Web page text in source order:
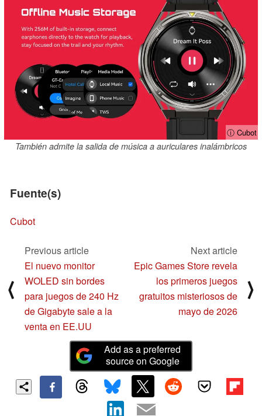
ⓘ Cubot
También admite la salida de música a auriculares inalámbricos
Fuente(s)
Cubot
⟨
Previous article
El nuevo monitor
WOLED sin bordes
para juegos de 240 Hz
de Gigabyte sale a la
venta en EE.UU
Next article
Epic Games Store revela
los primeros juegos
gratuitos misteriosos de
mayo de 2026
⟩
Add as a preferred
source on Google